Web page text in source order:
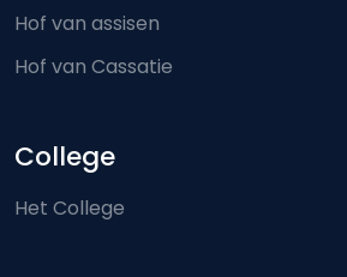
Hof van assisen
Hof van Cassatie
College
Het College